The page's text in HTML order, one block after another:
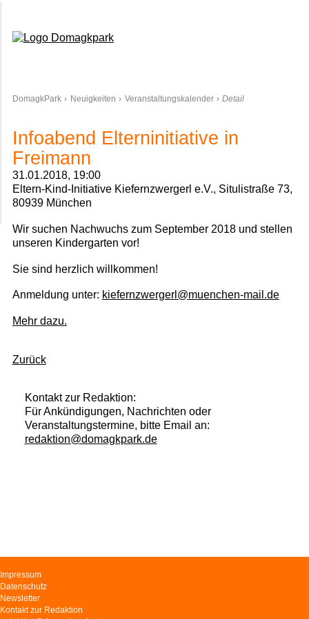
DomagkPark Neuigkeiten Veranstaltungskalender Detail
Infoabend Elterninitiative in
Freimann
31.01.2018, 19:00
Eltern-Kind-Initiative Kiefernzwergerl e.V., Situlistraße 73,
80939 München
Wir suchen Nachwuchs zum September 2018 und stellen
unseren Kindergarten vor!
Sie sind herzlich willkommen!
Anmeldung unter: kiefernzwergerl@muenchen-mail.de
Mehr dazu.
Zurück
Kontakt zur Redaktion:
Für Ankündigungen, Nachrichten oder
Veranstaltungstermine, bitte Email an:
redaktion@domagkpark.de
Navigation
überspringen
Impressum
Datenschutz
Newsletter
Kontakt zur Redaktion